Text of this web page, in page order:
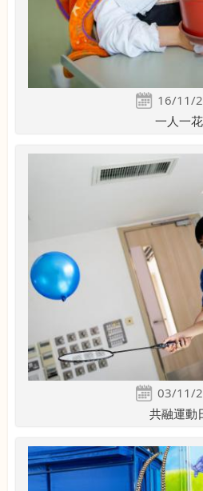
16/11/
一人一花
03/11/
共融運動